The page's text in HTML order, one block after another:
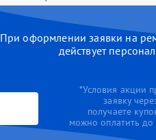
При оформлении заявки на
действует
*Условия акции
заявку
получаете
можно оплатить